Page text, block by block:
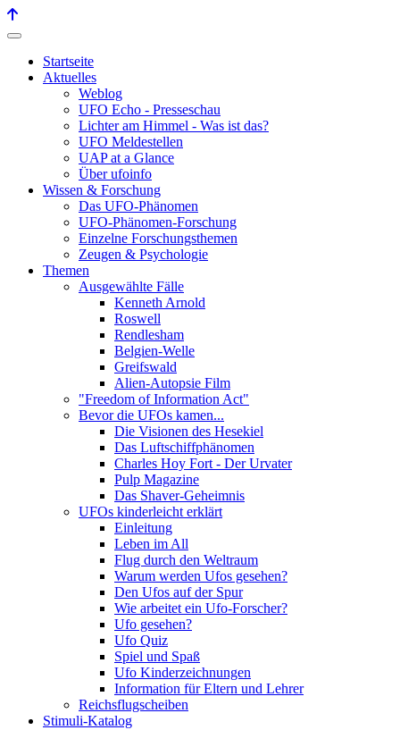
Startseite
Aktuelles
Weblog
UFO Echo - Presseschau
Lichter am Himmel - Was ist das?
UFO Meldestellen
UAP at a Glance
Über ufoinfo
Wissen & Forschung
Das UFO-Phänomen
UFO-Phänomen-Forschung
Einzelne Forschungsthemen
Zeugen & Psychologie
Themen
Ausgewählte Fälle
Kenneth Arnold
Roswell
Rendlesham
Belgien-Welle
Greifswald
Alien-Autopsie Film
"Freedom of Information Act"
Bevor die UFOs kamen...
Die Visionen des Hesekiel
Das Luftschiffphänomen
Charles Hoy Fort - Der Urvater
Pulp Magazine
Das Shaver-Geheimnis
UFOs kinderleicht erklärt
Einleitung
Leben im All
Flug durch den Weltraum
Warum werden Ufos gesehen?
Den Ufos auf der Spur
Wie arbeitet ein Ufo-Forscher?
Ufo gesehen?
Ufo Quiz
Spiel und Spaß
Ufo Kinderzeichnungen
Information für Eltern und Lehrer
Reichsflugscheiben
Stimuli-Katalog